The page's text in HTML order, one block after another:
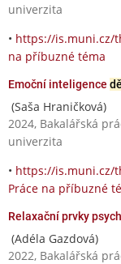
univerzita
• https://is.muni.cz/
na příbuzné téma
Emoční inteligence
(Saša Hraničková)
2024, Bakalářská
univerzita
• https://is.muni.cz/
Práce na příbuzné
Relaxační prvky
(Adéla Gazdová)
2022, Bakalářská